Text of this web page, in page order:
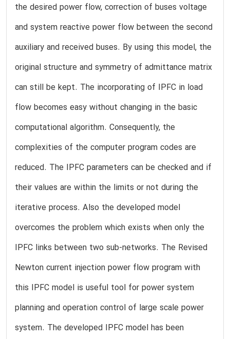
the desired power flow, correction of buses voltage
and system reactive power flow between the second
auxiliary and received buses. By using this model, the
original structure and symmetry of admittance matrix
can still be kept. The incorporating of IPFC in load
flow becomes easy without changing in the basic
computational algorithm. Consequently, the
complexities of the computer program codes are
reduced. The IPFC parameters can be checked and if
their values are within the limits or not during the
iterative process. Also the developed model
overcomes the problem which exists when only the
IPFC links between two sub-networks. The Revised
Newton current injection power flow program with
this IPFC model is useful tool for power system
planning and operation control of large scale power
system. The developed IPFC model has been